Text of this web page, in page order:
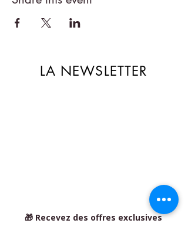
LA NEWSLETTER
🎁 Recevez des offres exclusives